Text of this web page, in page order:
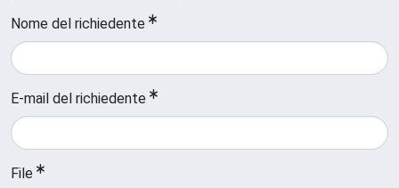
Nome del richiedente
E-mail del richiedente
File